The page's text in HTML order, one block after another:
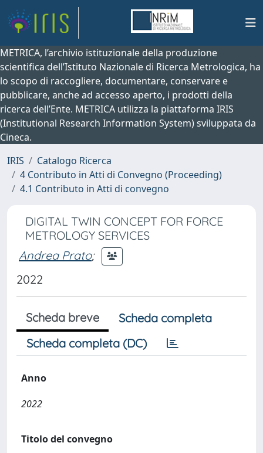
METRICA, l’archivio istituzionale della produzione
scientifica dell’Istituto Nazionale di Ricerca Metrologica, ha
lo scopo di raccogliere, documentare, conservare e
pubblicare, anche ad accesso aperto, i prodotti della
ricerca dell’Ente. METRICA utilizza la piattaforma IRIS
(Institutional Research Information System) sviluppata da
Cineca.
IRIS
Catalogo Ricerca
4 Contributo in Atti di Convegno (Proceeding)
4.1 Contributo in Atti di convegno
DIGITAL TWIN CONCEPT FOR FORCE
METROLOGY SERVICES
Andrea Prato;
2022
Scheda breve
Scheda completa
Scheda completa (DC)
Anno
2022
Titolo del convegno